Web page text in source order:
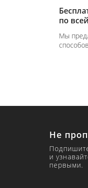
по
Мы
Не
и
первыми.